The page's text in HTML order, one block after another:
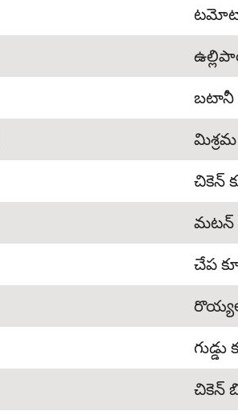
టమోటా
బటానీ
మిశ్రమ
చికెన్
మటన్
చేప
గుడ్డు
చికెన్